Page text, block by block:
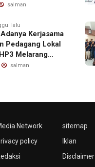
Judi Online
salman
lalu
Kerjasama
Pedagang Lokal
Melarang
Pedagang Ikan
salman
Network
policy
sitemap
Iklan
Disclaimer